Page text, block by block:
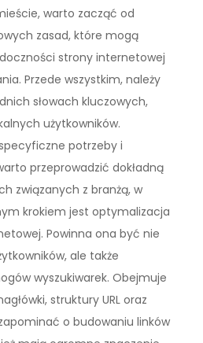
warto zacząć od
zasad, które mogą
strony internetowej
Przede wszystkim, należy
słowach kluczowych,
użytkowników.
potrzeby i
przeprowadzić dokładną
związanych z branżą, w
krokiem jest optymalizacja
Powinna ona być nie
ale także
wyszukiwarek. Obejmuje
struktury URL oraz
o budowaniu linków